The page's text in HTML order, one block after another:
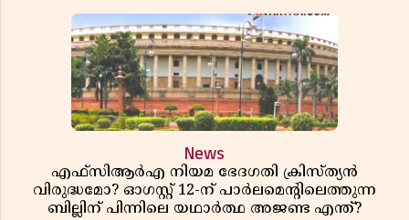
News
എഫ്സിആർഎ നിയമ ഭേദഗതി ക്രിസ്ത്യൻ
വിരുദ്ധമോ? ഓഗസ്റ്റ് 12-ന് പാർലമെന്റിലെത്തുന്ന
ബില്ലിന് പിന്നിലെ യഥാർത്ഥ അജണ്ട എന്ത്?